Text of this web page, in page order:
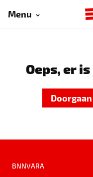
Menu
Oeps, er
BNNVARA